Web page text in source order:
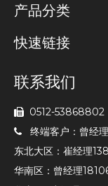
产品分类
快速链接
联系我们
 0512-53868802

终端客户：曾经
东北大区：崔经理
华南区：曾经理